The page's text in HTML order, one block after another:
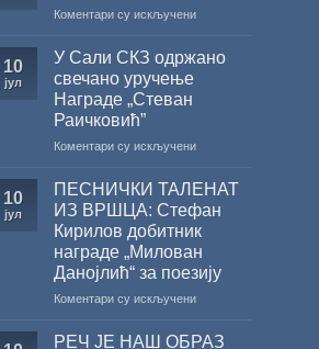
ХРИСОВУЉЕ
2026.
Коментари су искљученина
10
јул
У Сали СКЗ одржано
свечано уручење
Награде „Стеван
Раичковић”
Коментари су искљученина
Сали
СКЗ
одржано
свечано
уручење
Награде
„Стеван
10
јул
ПЕСНИЧКИ ТАЛЕНАТ
ИЗ ВРШЦА: Стефан
Кирилов добитник
награде „Милован
Данојлић“ за поезију
Коментари су искљученина
ТАЛЕНАТ
РЕЧ ЈЕ НАШ ОБРАЗ